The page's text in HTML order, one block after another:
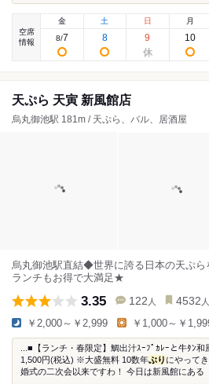
空席
情報
金
8/7
土
8
日
9
月
10
天ぷら 天寅 新風館店
烏丸御池駅 181m / 天ぷら、バル、居酒屋
烏丸御池駅直結◆世界に誇る日本の天ぷ
ランチもお得で大満足★
3.35 122 人 4532 人
￥2,000～￥2,999 ￥1,000～￥
...■【ランチ・春限定】鯛出汁ｽｰﾌﾟｶﾚｰと牛ﾀﾝ
1,500円(税込) ※大盛無料 10数年ぶり にやって
婚式の二次会以来ですわ！ 今日は新風館にある